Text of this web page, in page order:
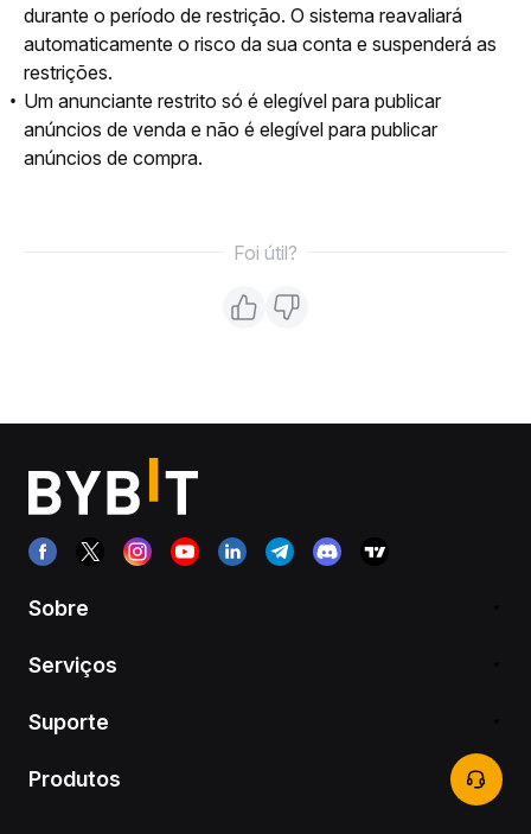
durante o período de restrição. O sistema reavaliará
automaticamente o risco da sua conta e suspenderá as
restrições.
Um anunciante restrito só é elegível para publicar
anúncios de venda e não é elegível para publicar
anúncios de compra.
Foi útil?
Sobre
Serviços
Suporte
Produtos